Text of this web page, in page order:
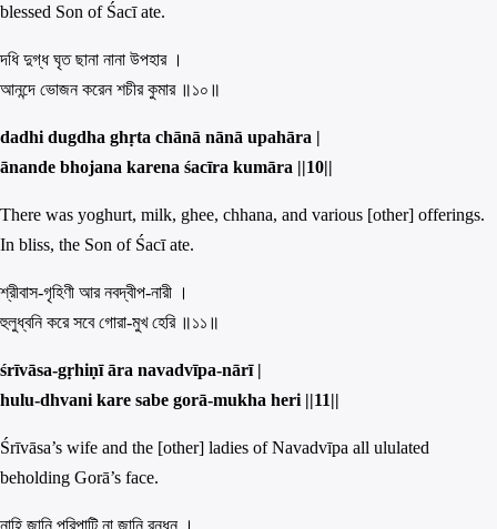
blessed Son of Śacī ate.
দধি দুগ্ধ ঘৃত ছানা নানা উপহার ।
আনন্দে ভোজন করেন শচীর কুমার ॥১০॥
dadhi dugdha ghṛta chānā nānā upahāra |
ānande bhojana karena śacīra kumāra ||10||
There was yoghurt, milk, ghee, chhana, and various [other] offerings.
In bliss, the Son of Śacī ate.
শ্রীবাস-গৃহিণী আর নবদ্বীপ-নারী ।
হুলুধ্বনি করে সবে গোরা-মুখ হেরি ॥১১॥
śrīvāsa-gṛhiṇī āra navadvīpa-nārī |
hulu-dhvani kare sabe gorā-mukha heri ||11||
Śrīvāsa’s wife and the [other] ladies of Navadvīpa all ululated
beholding Gorā’s face.
নাহি জানি পরিপাটি না জানি রন্ধন ।